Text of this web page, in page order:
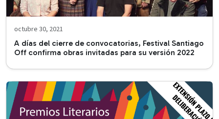
octubre 30, 2021
A días del cierre de convocatorias, Festival Santiago
Off confirma obras invitadas para su versión 2022